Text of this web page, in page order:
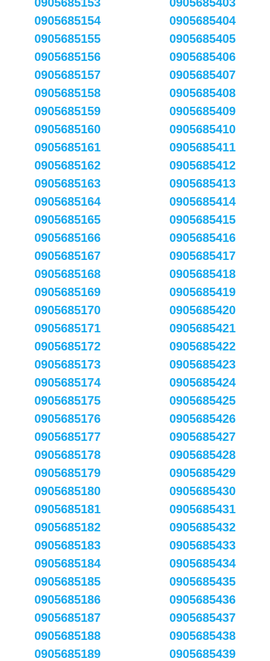
0905685154
0905685155
0905685156
0905685157
0905685158
0905685159
0905685160
0905685161
0905685162
0905685163
0905685164
0905685165
0905685166
0905685167
0905685168
0905685169
0905685170
0905685171
0905685172
0905685173
0905685174
0905685175
0905685176
0905685177
0905685178
0905685179
0905685180
0905685181
0905685182
0905685183
0905685184
0905685185
0905685186
0905685187
0905685188
0905685189
0905685404
0905685405
0905685406
0905685407
0905685408
0905685409
0905685410
0905685411
0905685412
0905685413
0905685414
0905685415
0905685416
0905685417
0905685418
0905685419
0905685420
0905685421
0905685422
0905685423
0905685424
0905685425
0905685426
0905685427
0905685428
0905685429
0905685430
0905685431
0905685432
0905685433
0905685434
0905685435
0905685436
0905685437
0905685438
0905685439